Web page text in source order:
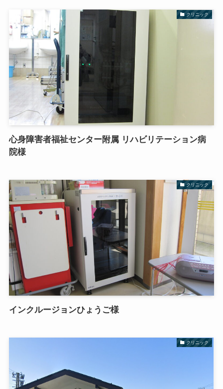
クリニック
心身障害者福祉センター附属 リハビリテーション病
院様
クリニック
インクルージョンひょうご様
クリニック